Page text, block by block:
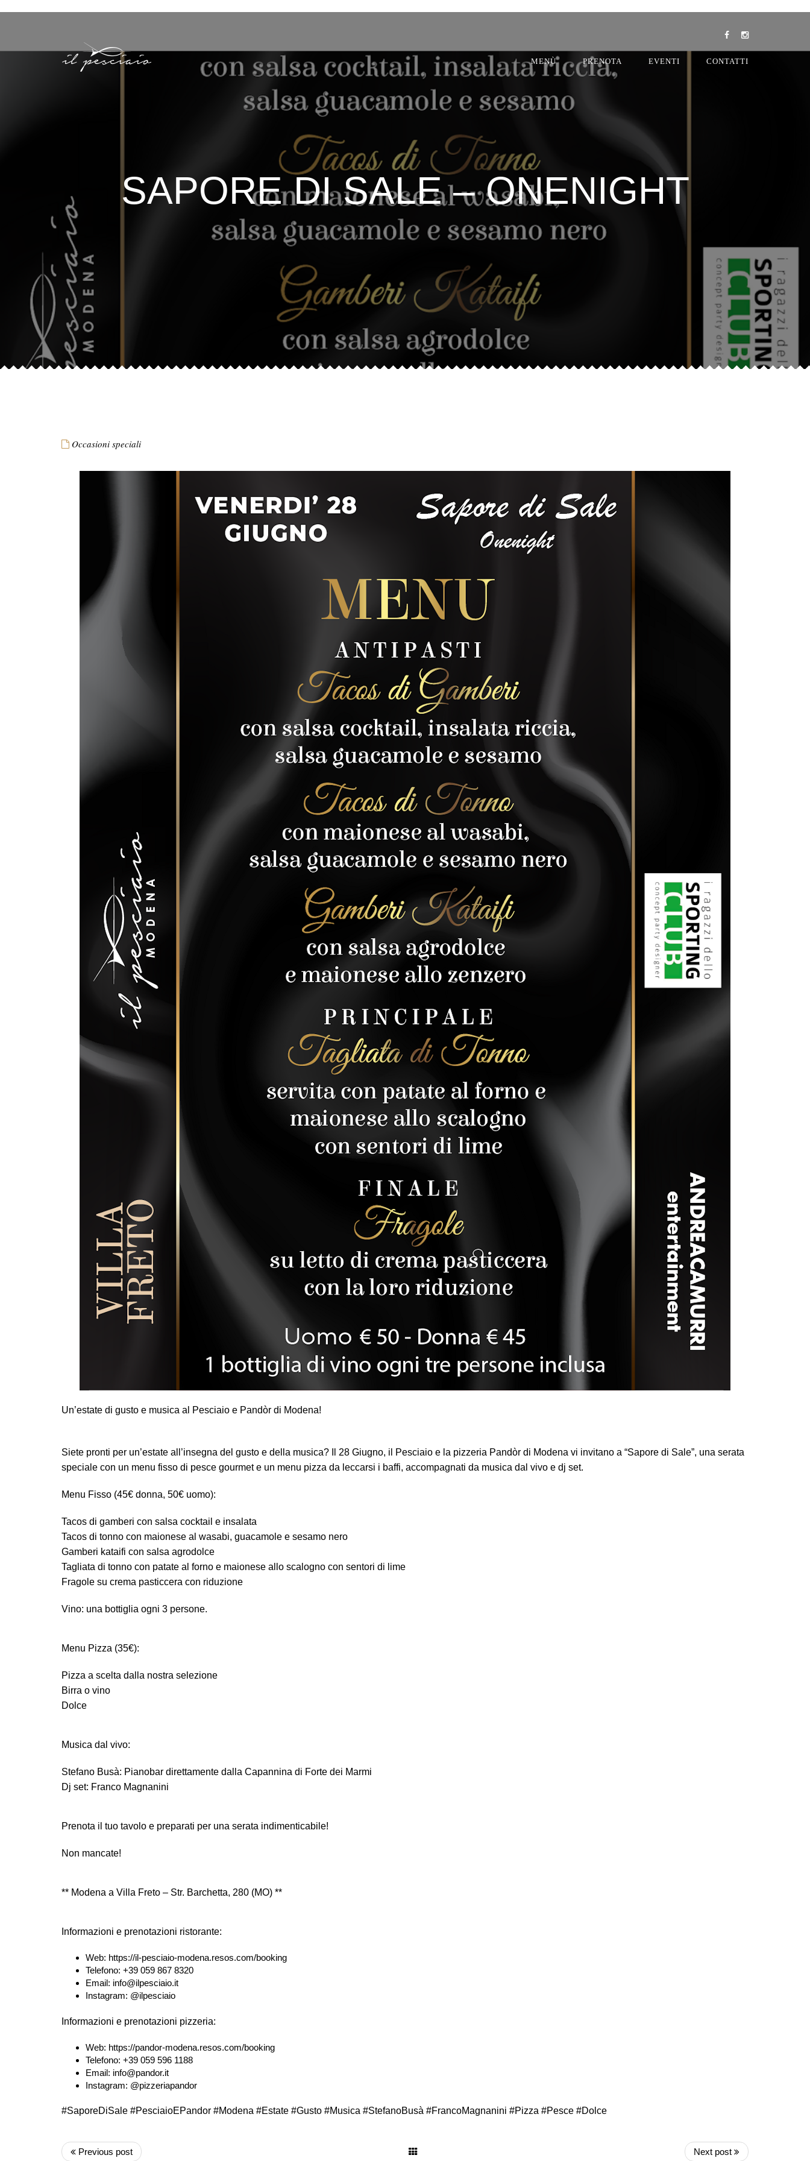
MENÙ PRENOTA EVENTI CONTATTI
SAPORE DI SALE – ONENIGHT
Occasioni speciali
Un’estate di gusto e musica al Pesciaio e Pandòr di Modena!
Siete pronti per un’estate all’insegna del gusto e della musica? Il 28 Giugno, il Pesciaio e la pizzeria Pandòr di Modena vi invitano a “Sapore di Sale”, una serata
speciale con un menu fisso di pesce gourmet e un menu pizza da leccarsi i baffi, accompagnati da musica dal vivo e dj set.
Menu Fisso (45€ donna, 50€ uomo):
Tacos di gamberi con salsa cocktail e insalata
Tacos di tonno con maionese al wasabi, guacamole e sesamo nero
Gamberi kataifi con salsa agrodolce
Tagliata di tonno con patate al forno e maionese allo scalogno con sentori di lime
Fragole su crema pasticcera con riduzione
Vino: una bottiglia ogni 3 persone.
Menu Pizza (35€):
Pizza a scelta dalla nostra selezione
Birra o vino
Dolce
Musica dal vivo:
Stefano Busà: Pianobar direttamente dalla Capannina di Forte dei Marmi
Dj set: Franco Magnanini
Prenota il tuo tavolo e preparati per una serata indimenticabile!
Non mancate!
** Modena a Villa Freto – Str. Barchetta, 280 (MO) **
Informazioni e prenotazioni ristorante:
Web: https://il-pesciaio-modena.resos.com/booking
Telefono: +39 059 867 8320
Email: info@ilpesciaio.it
Instagram: @ilpesciaio
Informazioni e prenotazioni pizzeria:
Web: https://pandor-modena.resos.com/booking
Telefono: +39 059 596 1188
Email: info@pandor.it
Instagram: @pizzeriapandor
#SaporeDiSale #PesciaioEPandor #Modena #Estate #Gusto #Musica #StefanoBusà #FrancoMagnanini #Pizza #Pesce #Dolce
Previous post Next post